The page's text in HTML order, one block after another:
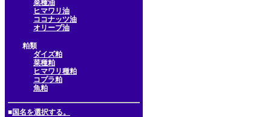
菜種油
ヒマワリ油
ココナッツ油
オリーブ油
粕類
ダイズ粕
菜種粕
ヒマワリ種粕
コプラ粕
魚粕
■国名を選択する。